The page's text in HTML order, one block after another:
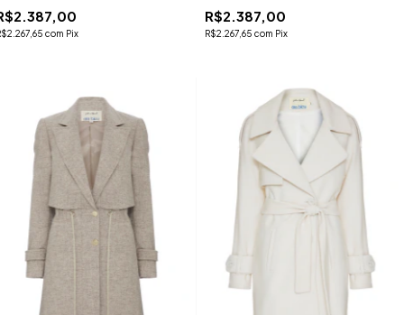
com Pix
R$2.387,00
R$2.267,65 com Pix